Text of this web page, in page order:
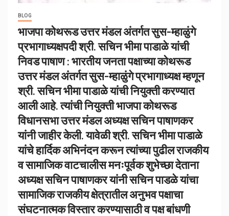
BLOG
भाजपा कोथरूड उत्तर मंडल अंतर्गत सुस-म्हाळुंगे
प्रभागाध्यक्षपदी श्री. सचिन भीमा पाडाळे यांची
निवड पाषाण : भारतीय जनता पक्षाच्या कोथरूड
उत्तर मंडल अंतर्गत सुस-म्हाळुंगे प्रभागाध्यक्ष म्हणून
श्री. सचिन भीमा पाडाळे यांची नियुक्ती करण्यात
आली आहे. त्यांची नियुक्ती भाजपा कोथरूड
विधानसभा उत्तर मंडल अध्यक्ष सचिन पाषाणकर
यांनी जाहीर केली. यावेळी श्री. सचिन भीमा पाडाळे
यांचे हार्दिक अभिनंदन करून त्यांच्या पुढील राजकीय
व सामाजिक वाटचालीस मनःपूर्वक शुभेच्छा देताना
अध्यक्ष सचिन पाषाणकर यांनी सचिन पाडळे यांचा
सामाजिक राजकीय क्षेत्रातील अनुभव पक्षाचा
संघटनात्मक विस्तार करण्यासाठी व पक्ष बांधणी